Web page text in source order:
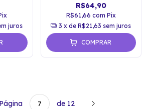
juros
R$64,90
R$61,66 com Pix
3 x deR$21,63 sem juros
COMPRAR
Página de 12